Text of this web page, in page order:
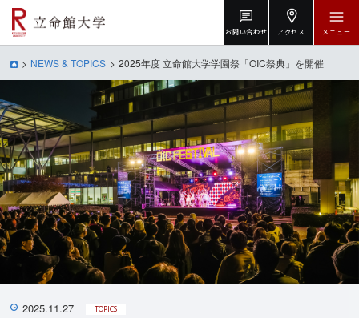
お問い合わせ アクセス メニュー
NEWS & TOPICS 2025年度 立命館大学学園祭「OIC祭典」を開催
2025.11.27 TOPICS